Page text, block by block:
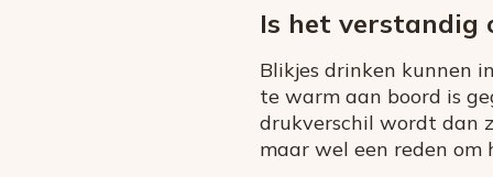
Is het verstandig
Blikjes drinken kunnen
te warm aan boord is
drukverschil wordt dan
maar wel een reden